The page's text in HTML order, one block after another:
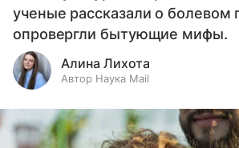
ученые рассказали о болевом
опровергли бытующие мифы.
Алина Лихота
Автор Наука Mail